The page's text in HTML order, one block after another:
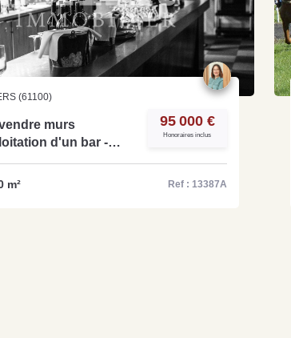
(61100)
murs
d'un bar -
jeux - restaurant sur
passager - ref
95 000 €
Honoraires inclus
m² Ref : 13387A